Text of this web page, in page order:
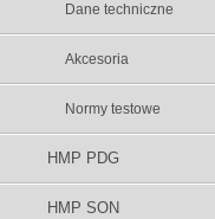
Dane techniczne
Akcesoria
Normy testowe
HMP PDG
HMP SON